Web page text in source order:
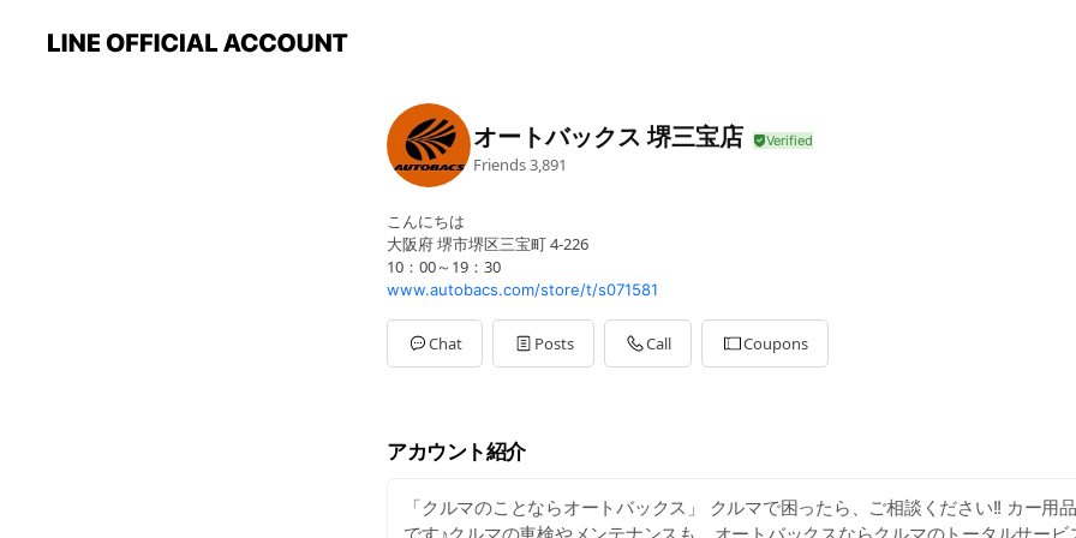
オートバックス 堺三宝店
Friends3,891
こんにちは
大阪府 堺市堺区三宝町 4-226
10：00～19：30
www.autobacs.com/store/t/s071581
Chat Posts Call Coupons
アカウント紹介
「クルマのことならオートバックス」 クルマで困ったら、ご相談ください!! カー用